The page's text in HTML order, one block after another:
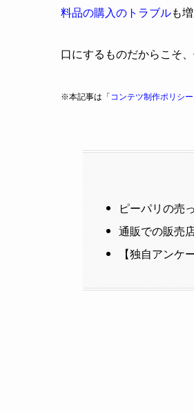
料品の購入のトラブルも
口にするものだからこそ
※本記事は「 コンテツ制作ポリシー
ピーパリの売
通販での販売
【独自アンケ